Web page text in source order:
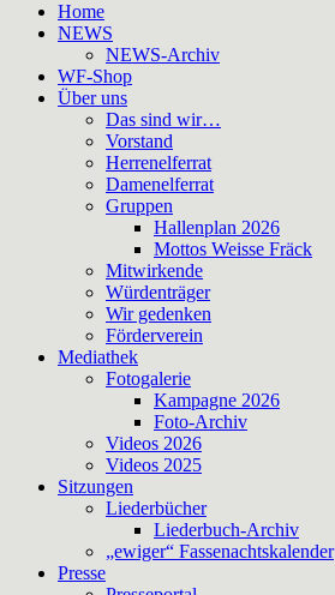
Home
NEWS
NEWS-Archiv
WF-Shop
Über uns
Das sind wir…
Vorstand
Herrenelferrat
Damenelferrat
Gruppen
Hallenplan 2026
Mottos Weisse Fräck
Mitwirkende
Würdenträger
Wir gedenken
Förderverein
Mediathek
Fotogalerie
Kampagne 2026
Foto-Archiv
Videos 2026
Videos 2025
Sitzungen
Liederbücher
Liederbuch-Archiv
„ewiger“ Fassenachtskalender
Presse